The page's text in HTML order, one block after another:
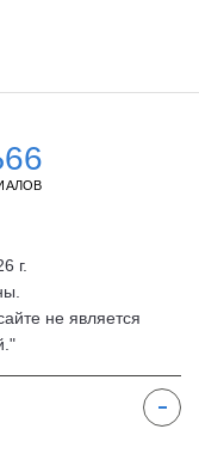
г.
не является